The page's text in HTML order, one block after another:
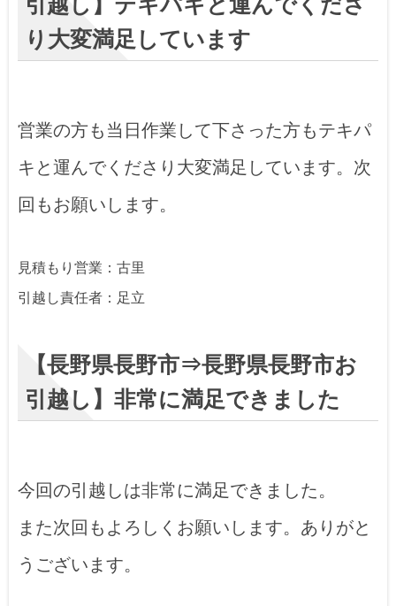
引越し】テキパキと運んでくださ
り大変満足しています
営業の方も当日作業して下さった方もテキパ
キと運んでくださり大変満足しています。次
回もお願いします。
見積もり営業：古里
引越し責任者：足立
【長野県長野市⇒長野県長野市お
引越し】非常に満足できました
今回の引越しは非常に満足できました。
また次回もよろしくお願いします。ありがと
うございます。